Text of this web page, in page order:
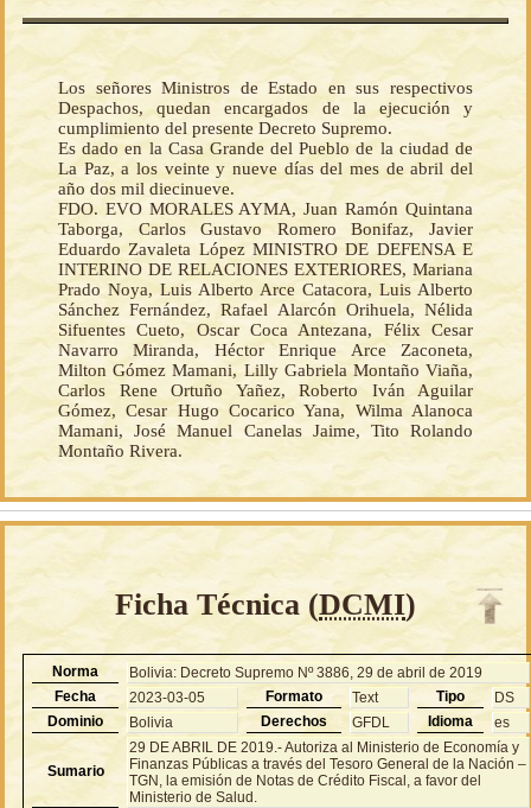
Los señores Ministros de Estado en sus respectivos
Despachos, quedan encargados de la ejecución y
cumplimiento del presente Decreto Supremo.
Es dado en la Casa Grande del Pueblo de la ciudad de
La Paz, a los veinte y nueve días del mes de abril del
año dos mil diecinueve.
FDO. EVO MORALES AYMA, Juan Ramón Quintana
Taborga, Carlos Gustavo Romero Bonifaz, Javier
Eduardo Zavaleta López MINISTRO DE DEFENSA E
INTERINO DE RELACIONES EXTERIORES, Mariana
Prado Noya, Luis Alberto Arce Catacora, Luis Alberto
Sánchez Fernández, Rafael Alarcón Orihuela, Nélida
Sifuentes Cueto, Oscar Coca Antezana, Félix Cesar
Navarro Miranda, Héctor Enrique Arce Zaconeta,
Milton Gómez Mamani, Lilly Gabriela Montaño Viaña,
Carlos Rene Ortuño Yañez, Roberto Iván Aguilar
Gómez, Cesar Hugo Cocarico Yana, Wilma Alanoca
Mamani, José Manuel Canelas Jaime, Tito Rolando
Montaño Rivera.
Ficha Técnica (DCMI)
Norma
Bolivia: Decreto Supremo Nº 3886, 29 de abril de 2019
Fecha
2023-03-05 Formato Text Tipo
DS
Dominio
Bolivia Derechos GFDL Idioma es
Sumario
29 DE ABRIL DE 2019.- Autoriza al Ministerio de Economía y
Finanzas Públicas a través del Tesoro General de la Nación –
TGN, la emisión de Notas de Crédito Fiscal, a favor del
Ministerio de Salud.